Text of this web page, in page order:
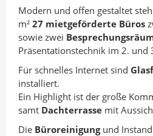
A
u
t
o
r
n
t
e
i
l
e
n
k
t
e
i
l
e
n
Modern und offen gestaltet
m² 27 mietgeförderte Büros
sowie zwei
Präsentationstechnik im 2. und
Für schnelles Internet sind
installiert.
Ein Highlight ist der große
samt Dachterrasse mit
Die Büroreinigungund